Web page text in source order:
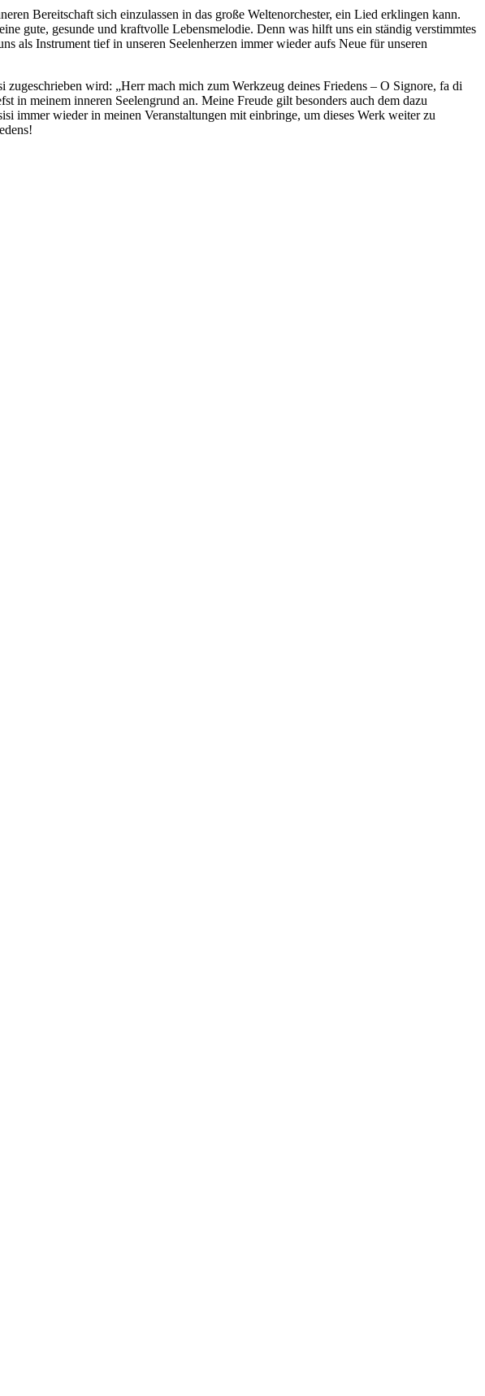
Bereitschaft sich einzulassen in das große Weltenorchester, ein Lied erklingen kann.
gute, gesunde und kraftvolle Lebensmelodie. Denn was hilft uns ein ständig verstimmtes
als Instrument tief in unseren Seelenherzen immer wieder aufs Neue für unseren
zugeschrieben wird: „Herr mach mich zum Werkzeug deines Friedens – O Signore, fa di
in meinem inneren Seelengrund an. Meine Freude gilt besonders auch dem dazu
immer wieder in meinen Veranstaltungen mit einbringe, um dieses Werk weiter zu